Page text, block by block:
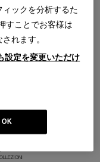
MARY
ディ メアリー トロリー
CASAROSA
BOIS
ドゥ ボア サイドテーブ
ックを分析するた
すことでお客様は
れます。
設定を変更いただけ
OK